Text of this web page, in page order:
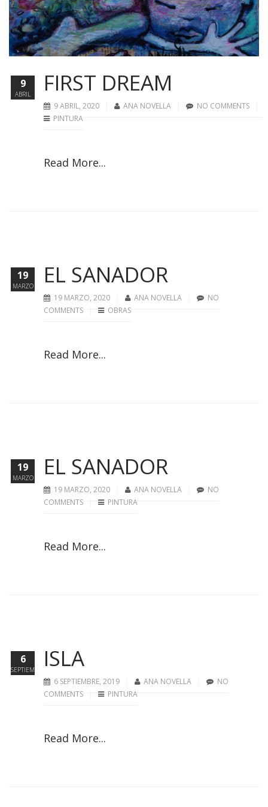
FIRST DREAM
9 ABRIL, 2020 ANA NOVELLA
NO COMMENTS
PINTURA
Read More...
9
ABRIL
EL SANADOR
19 MARZO, 2020 ANA NOVELLA
NO
COMMENTS
OBRAS
Read More...
19
MARZO
EL SANADOR
19 MARZO, 2020 ANA NOVELLA
NO
COMMENTS
PINTURA
Read More...
19
MARZO
ISLA
6 SEPTIEMBRE, 2019 ANA NOVELLA
NO
COMMENTS
PINTURA
Read More...
6
SEPTIEMBRE